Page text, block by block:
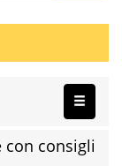
con consigli